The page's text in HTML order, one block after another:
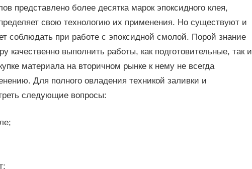
представлено более десятка марок эпоксидного клея,
свою технологию их применения. Но существуют и
соблюдать при работе с эпоксидной смолой. Порой знание
качественно выполнить работы, как подготовительные, так и
материала на вторичном рынке к нему не всегда
Для полного овладения техникой заливки и
следующие вопросы: